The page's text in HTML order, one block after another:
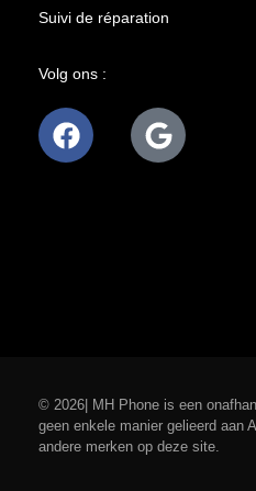
Suivi de réparation
Volg ons :
© 2026| MH Phone is een
geen enkele manier gelieerd aan
andere merken op deze site.